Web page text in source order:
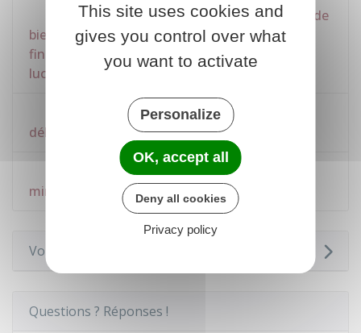
Demande d'autorisation de loterie - actes de
bienfaisance – encouragement des arts –
financement d'activités sportives à but non
lucratif
Déclaration préalable d'une vente au
déballage
Déclaration d'un local hébergeant des
mineurs
Voir aussi
Questions ? Réponses !
This site uses cookies and
gives you control over what
you want to activate
Personalize
OK, accept all
Deny all cookies
Privacy policy